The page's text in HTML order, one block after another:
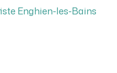
Enghien-les-Bains